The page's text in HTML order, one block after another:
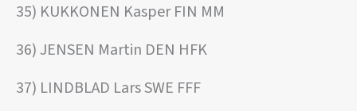
35) KUKKONEN Kasper FIN MM
36) JENSEN Martin DEN HFK
37) LINDBLAD Lars SWE FFF